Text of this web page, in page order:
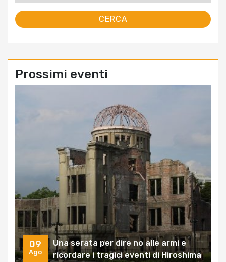
Prossimi eventi
09
Ago
Una serata per dire no alle armi e
ricordare i tragici eventi di Hiroshima